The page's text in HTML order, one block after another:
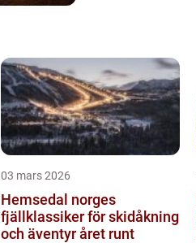
03 mars 2026
Hemsedal norges
fjällklassiker för skidåkning
och äventyr året runt